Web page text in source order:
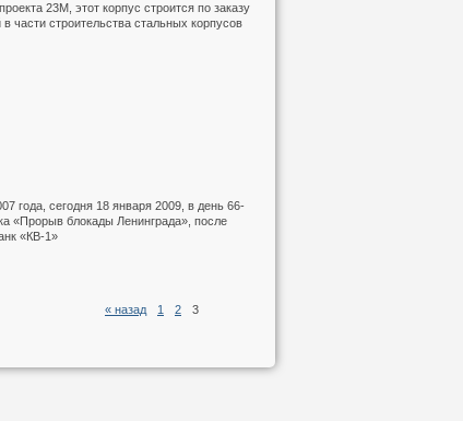
23М, этот корпус строится по заказу
части строительства стальных корпусов
года, сегодня 18 января 2009, в день 66-
«Прорыв блокады Ленинграда», после
«КВ-1»
« назад 1 2 3